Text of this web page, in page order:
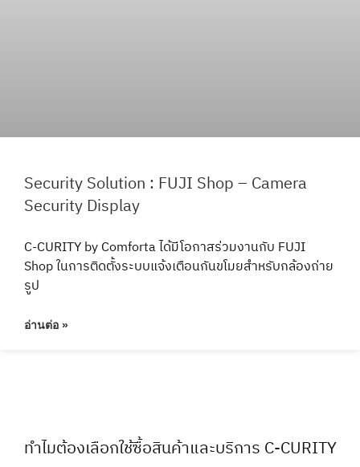
Security Solution : FUJI Shop – Camera
Security Display
C-CURITY by Comforta ได้มีโอกาสร่วมงานกับ FUJI
Shop ในการติดตั้งระบบแจ้งเตือนกันขโมยสำหรับกล้องถ่าย
รูป
อ่านต่อ »
ทำไมต้องเลือกใช้ซื้อสินค้าและบริการ C-CURITY